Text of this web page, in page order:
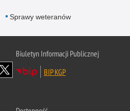
Sprawy weteranów
Biuletyn Informacji Publicznej
BIP KGP